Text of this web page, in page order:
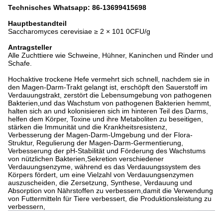
Technisches Whatsapp: 86-13699415698
Hauptbestandteil
Saccharomyces cerevisiae ≥ 2 × 101 0CFU/g
Antragsteller
Alle Zuchttiere wie Schweine, Hühner, Kaninchen und Rinder und
Schafe.
Hochaktive trockene Hefe vermehrt sich schnell, nachdem sie in
den Magen-Darm-Trakt gelangt ist, erschöpft den Sauerstoff im
Verdauungstrakt, zerstört die Lebensumgebung von pathogenen
Bakterien,und das Wachstum von pathogenen Bakterien hemmt,
halten sich an und kolonisieren sich im hinteren Teil des Darms,
helfen dem Körper, Toxine und ihre Metaboliten zu beseitigen,
stärken die Immunität und die Krankheitsresistenz,
Verbesserung der Magen-Darm-Umgebung und der Flora-
Struktur, Regulierung der Magen-Darm-Germentierung,
Verbesserung der pH-Stabilität und Förderung des Wachstums
von nützlichen Bakterien,Sekretion verschiedener
Verdauungsenzyme, während es das Verdauungssystem des
Körpers fördert, um eine Vielzahl von Verdauungsenzymen
auszuscheiden, die Zersetzung, Synthese, Verdauung und
Absorption von Nährstoffen zu verbessern,damit die Verwendung
von Futtermitteln für Tiere verbessert, die Produktionsleistung zu
verbessern,